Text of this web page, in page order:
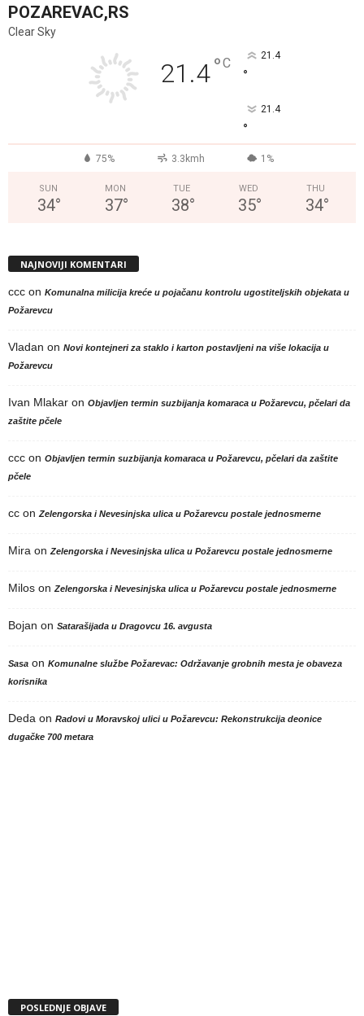
POZAREVAC,RS
Clear Sky
21.4°C 21.4
°
21.4
°
75% 3.3kmh 1%
SUN
34°
MON
37°
TUE
38°
WED
35°
THU
34°
NAJNOVIJI KOMENTARI
ccc on Komunalna milicija kreće u pojačanu kontrolu ugostiteljskih objekata u
Požarevcu
Vladan on Novi kontejneri za staklo i karton postavljeni na više lokacija u
Požarevcu
Ivan Mlakar on Objavljen termin suzbijanja komaraca u Požarevcu, pčelari da
zaštite pčele
ccc on Objavljen termin suzbijanja komaraca u Požarevcu, pčelari da zaštite
pčele
cc on Zelengorska i Nevesinjska ulica u Požarevcu postale jednosmerne
Mira on Zelengorska i Nevesinjska ulica u Požarevcu postale jednosmerne
Milos on Zelengorska i Nevesinjska ulica u Požarevcu postale jednosmerne
Bojan on Satarašijada u Dragovcu 16. avgusta
Sasa on Komunalne službe Požarevac: Održavanje grobnih mesta je obaveza
korisnika
Deda on Radovi u Moravskoj ulici u Požarevcu: Rekonstrukcija deonice
dugačke 700 metara
POSLEDNJE OBJAVE